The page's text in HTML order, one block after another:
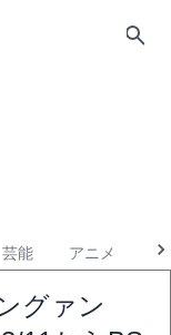
芸能 アニメ
グァン